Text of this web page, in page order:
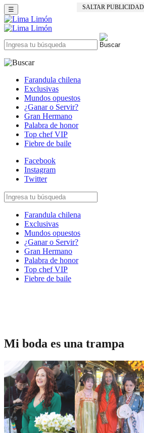
SALTAR PUBLICIDAD
☰
Farandula chilena
Exclusivas
Mundos opuestos
¿Ganar o Servir?
Gran Hermano
Palabra de honor
Top chef VIP
Fiebre de baile
Facebook
Instagram
Twitter
Farandula chilena
Exclusivas
Mundos opuestos
¿Ganar o Servir?
Gran Hermano
Palabra de honor
Top chef VIP
Fiebre de baile
Mi boda es una trampa